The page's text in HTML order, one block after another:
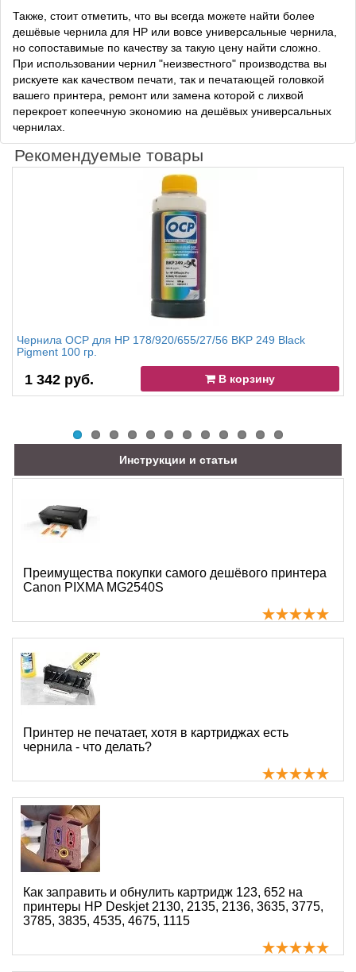
Также, стоит отметить, что вы всегда можете найти более
дешёвые чернила для HP или вовсе универсальные чернила,
но сопоставимые по качеству за такую цену найти сложно.
При использовании чернил "неизвестного" производства вы
рискуете как качеством печати, так и печатающей головкой
вашего принтера, ремонт или замена которой с лихвой
перекроет копеечную экономию на дешёвых универсальных
чернилах.
Рекомендуемые товары
Чернила OCP для HP 178/920/655/27/56 BKP 249 Black
Pigment 100 гр.
1 342 руб. В корзину
Инструкции и статьи
Преимущества покупки самого дешёвого принтера
Canon PIXMA MG2540S
Принтер не печатает, хотя в картриджах есть
чернила - что делать?
Как заправить и обнулить картридж 123, 652 на
принтеры HP Deskjet 2130, 2135, 2136, 3635, 3775,
3785, 3835, 4535, 4675, 1115